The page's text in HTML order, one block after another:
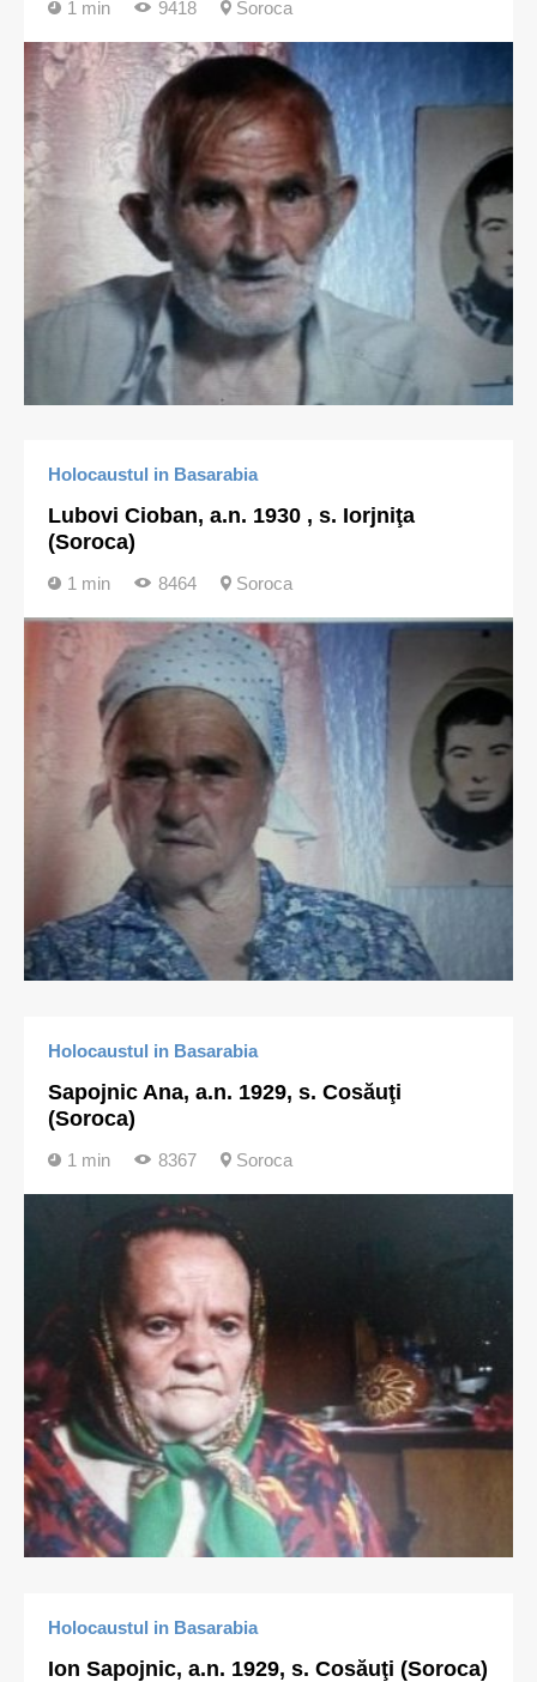
1 min 9418 Soroca
Holocaustul in Basarabia
Lubovi Cioban, a.n. 1930 , s. Iorjniţa
(Soroca)
1 min 8464 Soroca
Holocaustul in Basarabia
Sapojnic Ana, a.n. 1929, s. Cosăuţi
(Soroca)
1 min 8367 Soroca
Holocaustul in Basarabia
Ion Sapojnic, a.n. 1929, s. Cosăuţi (Soroca)